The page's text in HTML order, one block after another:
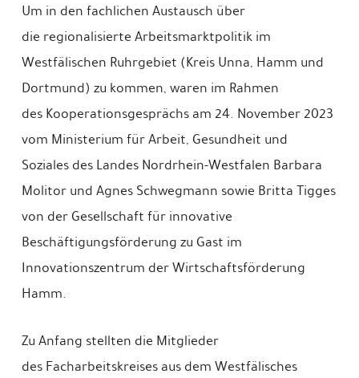
Um in den fachlichen Austausch über
die regionalisierte Arbeitsmarktpolitik im
Westfälischen Ruhrgebiet (Kreis Unna, Hamm und
Dortmund) zu kommen, waren im Rahmen
des Kooperationsgesprächs am 24. November 2023
vom Ministerium für Arbeit, Gesundheit und
Soziales des Landes Nordrhein-Westfalen Barbara
Molitor und Agnes Schwegmann sowie Britta Tigges
von der Gesellschaft für innovative
Beschäftigungsförderung zu Gast im
Innovationszentrum der Wirtschaftsförderung
Hamm.
Zu Anfang stellten die Mitglieder
des Facharbeitskreises aus dem Westfälisches